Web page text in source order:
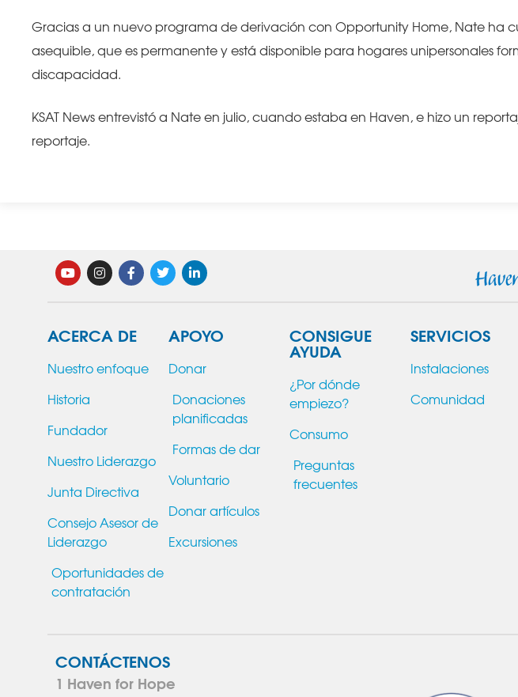
Gracias a un nuevo programa de derivación con Opportunity Home, Nate ha
asequible, que es permanente y está disponible para hogares unipersonales
discapacidad.
KSAT News entrevistó a Nate en julio, cuando estaba en Haven, e hizo un
reportaje.
ACERCA DE
Nuestro enfoque
Historia
Fundador
Nuestro Liderazgo
Junta Directiva
Consejo Asesor de
Liderazgo
Oportunidades de
contratación
APOYO
Donar
Donaciones
planificadas
Formas de dar
Voluntario
Donar artículos
Excursiones
CONSIGUE
AYUDA
¿Por dónde
empiezo?
Consumo
Preguntas
frecuentes
SERVICIOS
Instalaciones
Comunidad
CONTÁCTENOS
1 Haven for Hope